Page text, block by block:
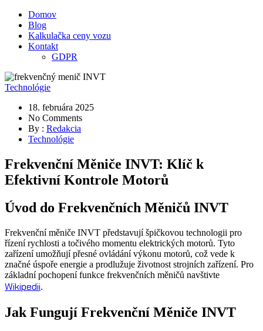
Domov
Blog
Kalkulačka ceny vozu
Kontakt
GDPR
Technológie
18. februára 2025
No Comments
By : Redakcia
Technológie
Frekvenční Měniče INVT: Klíč k
Efektivní Kontrole Motorů
Úvod do Frekvenčních Měničů INVT
Frekvenční měniče INVT představují špičkovou technologii pro
řízení rychlosti a točivého momentu elektrických motorů. Tyto
zařízení umožňují přesné ovládání výkonu motorů, což vede k
značné úspoře energie a prodlužuje životnost strojních zařízení. Pro
základní pochopení funkce frekvenčních měničů navštivte
Wikipedii.
Jak Fungují Frekvenční Měniče INVT